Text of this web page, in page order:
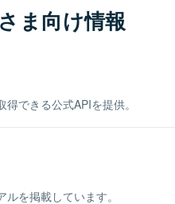
ま向け情報
できる公式APIを提供。
を掲載しています。